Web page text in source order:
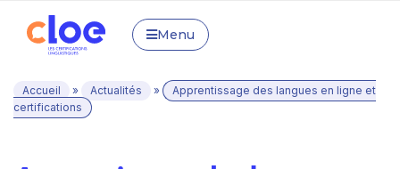
Menu
Accueil » Actualités »
Apprentissage des langues en ligne et
certifications